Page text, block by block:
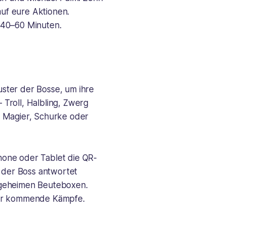
eure Aktionen.
Minuten.
der Bosse, um ihre
Troll, Halbling, Zwerg
Magier, Schurke oder
oder Tablet die QR-
Boss antwortet
Beuteboxen.
kommende Kämpfe.